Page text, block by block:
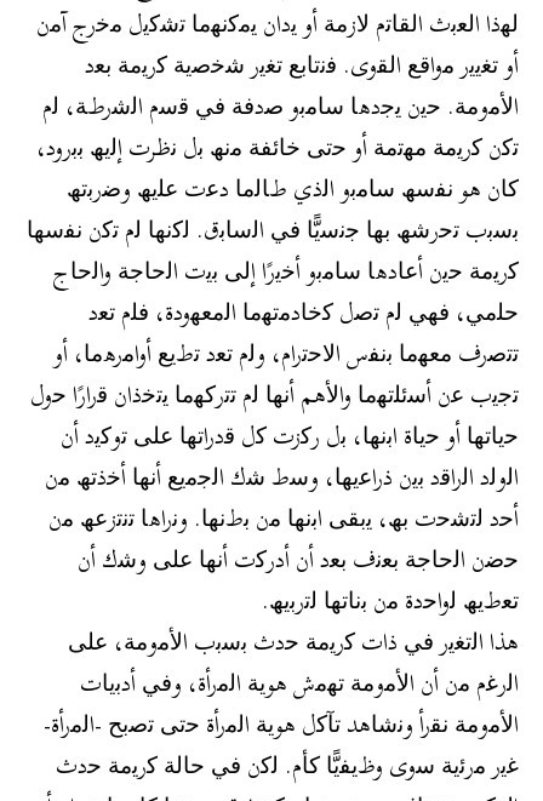
ﻟﮭذا اﻟﻌﺑث اﻟﻘﺎﺗم ﻻزﻣﺔ أو ﯾدان ﯾﻣﻛﻧﮭﻣﺎ ﺗﺷﻛﯾل ﻣﺧرج آﻣن
أو ﺗﻐﯾﯾر ﻣواﻗﻊ اﻟﻘوى. ﻓﻧﺗﺎﺑﻊ ﺗﻐﯾر ﺷﺧﺻﯾﺔ ﻛرﯾﻣﺔ ﺑﻌد
اﻷﻣوﻣﺔ. ﺣﯾن ﯾﺟدھﺎ ﺳﺎﻣﺑو ﺻدﻓﺔ ﻓﻲ ﻗﺳم اﻟﺷرطﺔ، ﻟم
ﺗﻛن ﻛرﯾﻣﺔ ﻣﮭﺗﻣﺔ أو ﺣﺗﻰ ﺧﺎﺋﻔﺔ ﻣﻧﮫ ﺑل ﻧظرت إﻟﯾﮫ ﺑﺑرود،
ﻛﺎن ھو ﻧﻔﺳﮫ ﺳﺎﻣﺑو اﻟذي طﺎﻟﻣﺎ دﻋت ﻋﻠﯾﮫ وﺿرﺑﺗﮫ
ﺑﺳﺑب ﺗﺣرﺷﮫ ﺑﮭﺎ ﺟﻧﺳﯾًّﺎ ﻓﻲ اﻟﺳﺎﺑق. ﻟﻛﻧﮭﺎ ﻟم ﺗﻛن ﻧﻔﺳﮭﺎ
ﻛرﯾﻣﺔ ﺣﯾن أﻋﺎدھﺎ ﺳﺎﻣﺑو أﺧﯾرًا إﻟﻰ ﺑﯾت اﻟﺣﺎﺟﺔ واﻟﺣﺎج
ﺣﻠﻣﻲ، ﻓﮭﻲ ﻟم ﺗﺻل ﻛﺧﺎدﻣﺗﮭﻣﺎ اﻟﻣﻌﮭودة، ﻓﻠم ﺗﻌد
ﺗﺗﺻرف ﻣﻌﮭﻣﺎ ﺑﻧﻔس اﻻﺣﺗرام، وﻟم ﺗﻌد ﺗطﯾﻊ أواﻣرھﻣﺎ، أو
ﺗﺟﯾب ﻋن أﺳﺋﻠﺗﮭﻣﺎ واﻷھم أﻧﮭﺎ ﻟم ﺗﺗرﻛﮭﻣﺎ ﯾﺗﺧذان ﻗرارًا ﺣول
ﺣﯾﺎﺗﮭﺎ أو ﺣﯾﺎة اﺑﻧﮭﺎ، ﺑل رﻛزت ﻛل ﻗدراﺗﮭﺎ ﻋﻠﻰ ﺗوﻛﯾد أن
اﻟوﻟد اﻟراﻗد ﺑﯾن ذراﻋﯾﮭﺎ، وﺳط ﺷك اﻟﺟﻣﯾﻊ أﻧﮭﺎ أﺧذﺗﮫ ﻣن
أﺣد ﻟﺗﺷﺣت ﺑﮫ، ﯾﺑﻘﻰ اﺑﻧﮭﺎ ﻣن ﺑطﻧﮭﺎ. وﻧراھﺎ ﺗﻧﺗزﻋﮫ ﻣن
ﺣﺿن اﻟﺣﺎﺟﺔ ﺑﻌﻧف ﺑﻌد أن أدرﻛت أﻧﮭﺎ ﻋﻠﻰ وﺷك أن
ﺗﻌطﯾﮫ ﻟواﺣدة ﻣن ﺑﻧﺎﺗﮭﺎ ﻟﺗرﺑﯾﮫ.
ھذا اﻟﺗﻐﯾر ﻓﻲ ذات ﻛرﯾﻣﺔ ﺣدث ﺑﺳﺑب اﻷﻣوﻣﺔ، ﻋﻠﻰ
اﻟرﻏم ﻣن أن اﻷﻣوﻣﺔ ﺗﮭﻣش ھوﯾﺔ اﻟﻣرأة، وﻓﻲ أدﺑﯾﺎت
اﻷﻣوﻣﺔ ﻧﻘرأ وﻧﺷﺎھد ﺗﺂﻛل ھوﯾﺔ اﻟﻣرأة ﺣﺗﻰ ﺗﺻﺑﺢ -اﻟﻣرأة-
ﻏﯾر ﻣرﺋﯾﺔ ﺳوى وظﯾﻔﯾًّﺎ ﻛﺄم. ﻟﻛن ﻓﻲ ﺣﺎﻟﺔ ﻛرﯾﻣﺔ ﺣدث